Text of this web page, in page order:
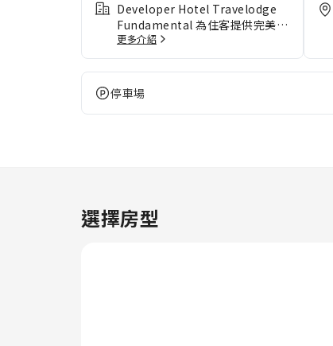
Developer Hotel Travelodge
Fundamental 為住客提供完美無
瑕的服務和所有必要的設施。 住
宿提供免費網絡連接，以確保你在
入住期間可以保持聯絡。 住客可
以直接在住宿使用無障礙泊車選
適的入住體驗。住客可以在部分客
房享受方便舒適的空調或床單換洗
更多介紹
停車場
選擇房型